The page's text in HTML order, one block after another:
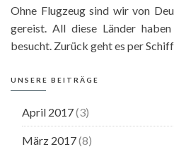
Ohne Flugzeug sind wir von
gereist. All diese Länder
besucht. Zurück geht es per
UNSERE BEITRÄGE
April 2017(3)
März 2017(8)